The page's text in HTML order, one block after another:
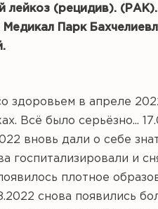
лейкоз (рецидив). (РАК).
Парк
здоровьем в апреле
Всё было серьёзно...
вновь дали о себе
госпитализировали и
плотное
снова появились